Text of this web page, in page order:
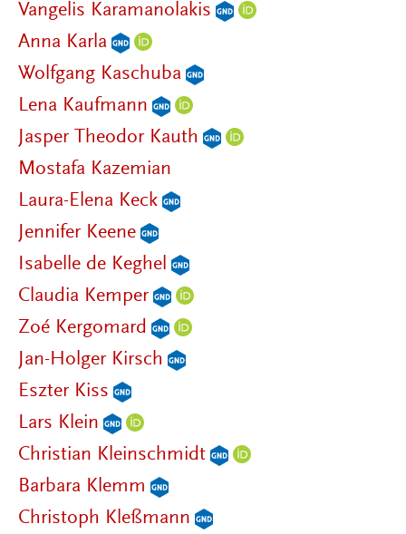
Vangelis Karamanolakis
Anna Karla
Wolfgang Kaschuba
Lena Kaufmann
Jasper Theodor Kauth
Mostafa Kazemian
Laura-Elena Keck
Jennifer Keene
Isabelle de Keghel
Claudia Kemper
Zoé Kergomard
Jan-Holger Kirsch
Eszter Kiss
Lars Klein
Christian Kleinschmidt
Barbara Klemm
Christoph Kleßmann